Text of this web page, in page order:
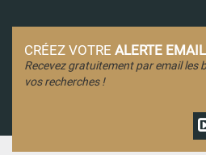
CRÉEZ VOTRE ALERTE
Recevez gratuitement par email les
vos recherches !